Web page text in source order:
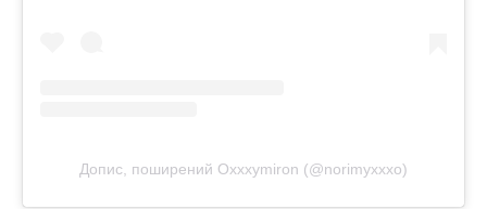
Допис, поширений Oxxxymiron (@norimyxxxo)